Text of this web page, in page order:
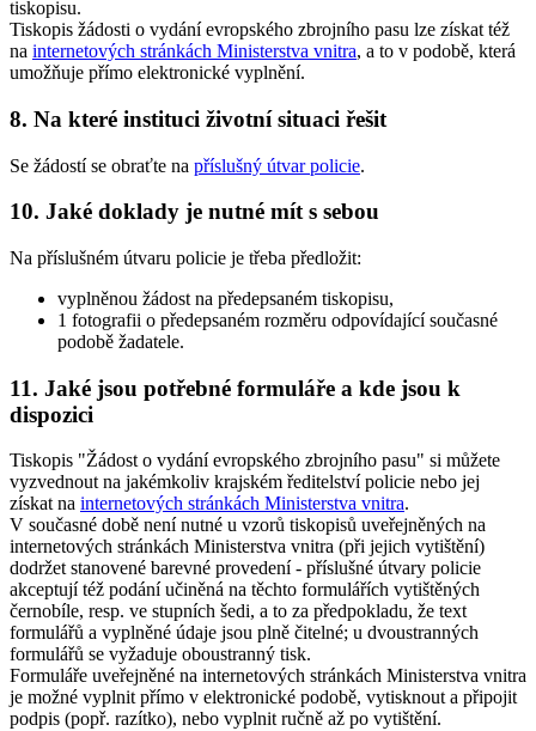
tiskopisu.
Tiskopis žádosti o vydání evropského zbrojního pasu lze získat též
na internetových stránkách Ministerstva vnitra, a to v podobě, která
umožňuje přímo elektronické vyplnění.
8. Na které instituci životní situaci řešit
Se žádostí se obraťte na příslušný útvar policie.
10. Jaké doklady je nutné mít s sebou
Na příslušném útvaru policie je třeba předložit:
vyplněnou žádost na předepsaném tiskopisu,
1 fotografii o předepsaném rozměru odpovídající současné
podobě žadatele.
11. Jaké jsou potřebné formuláře a kde jsou k
dispozici
Tiskopis "Žádost o vydání evropského zbrojního pasu" si můžete
vyzvednout na jakémkoliv krajském ředitelství policie nebo jej
získat na internetových stránkách Ministerstva vnitra.
V současné době není nutné u vzorů tiskopisů uveřejněných na
internetových stránkách Ministerstva vnitra (při jejich vytištění)
dodržet stanovené barevné provedení - příslušné útvary policie
akceptují též podání učiněná na těchto formulářích vytištěných
černobíle, resp. ve stupních šedi, a to za předpokladu, že text
formulářů a vyplněné údaje jsou plně čitelné; u dvoustranných
formulářů se vyžaduje oboustranný tisk.
Formuláře uveřejněné na internetových stránkách Ministerstva vnitra
je možné vyplnit přímo v elektronické podobě, vytisknout a připojit
podpis (popř. razítko), nebo vyplnit ručně až po vytištění.